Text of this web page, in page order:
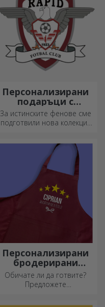
Персонализирани
подаръци с
официална
лицензия - FC Rapid
За истинските фенове сме
подготвили нова колекция
продукти на Rapid, в
партньорство с бяло-
лилавия отбор.
Персонализирани
бродерирани
шорти
Обичате ли да готвите?
Предложете